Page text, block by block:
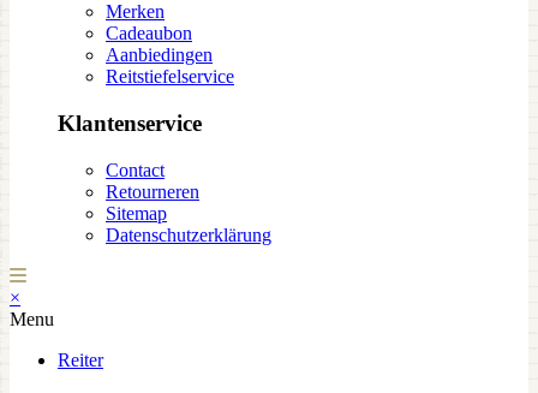
Merken
Cadeaubon
Aanbiedingen
Reitstiefelservice
Klantenservice
Contact
Retourneren
Sitemap
Datenschutzerklärung
×
Menu
Reiter